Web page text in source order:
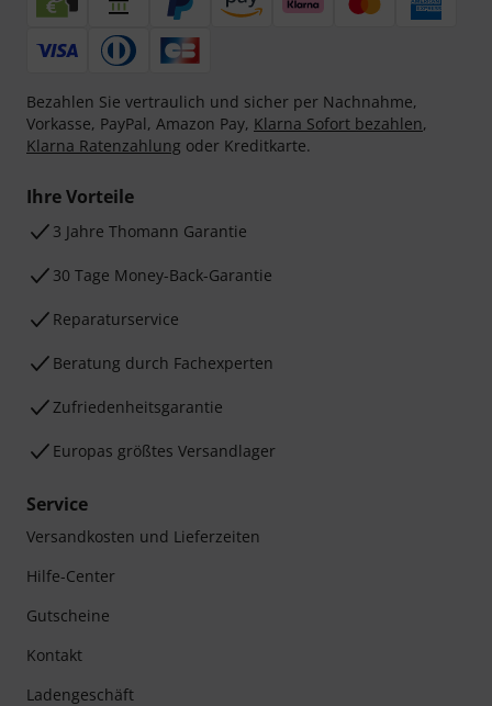
Bezahlen Sie vertraulich und sicher per Nachnahme,
Vorkasse, PayPal, Amazon Pay, Klarna Sofort bezahlen,
Klarna Ratenzahlung oder Kreditkarte.
Ihre Vorteile
3 Jahre Thomann Garantie
30 Tage Money-Back-Garantie
Reparaturservice
Beratung durch Fachexperten
Zufriedenheitsgarantie
Europas größtes Versandlager
Service
Versandkosten und Lieferzeiten
Hilfe-Center
Gutscheine
Kontakt
Ladengeschäft